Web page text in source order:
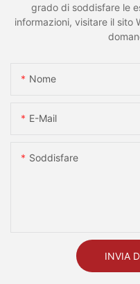
grado di soddisfare le
informazioni, visitare il sito
Nome
E-Mail
Soddisfare
INVIA